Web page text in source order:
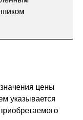
цены
указывается